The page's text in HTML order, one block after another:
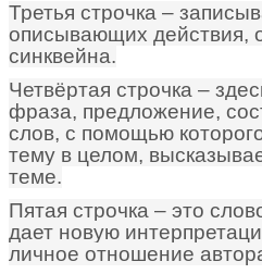
Третья строчка –
описывающих действия,
синквейна.
Четвёртая строчка –
фраза, предложение,
слов, с помощью
тему в целом,
теме.
Пятая строчка – это
дает новую
личное отношение